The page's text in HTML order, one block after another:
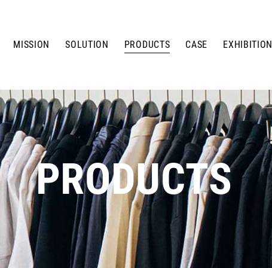
MISSION SOLUTION PRODUCTS CASE EXHIBITION
PRODUCTS